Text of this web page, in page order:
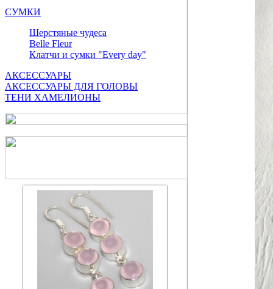
СУМКИ
Шерстяные чудеса
Belle Fleur
Клатчи и сумки "Every day"
АКСЕССУАРЫ
АКСЕССУАРЫ ДЛЯ ГОЛОВЫ
ТЕНИ ХАМЕЛИОНЫ